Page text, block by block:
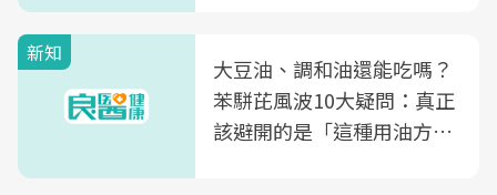
新知
大豆油、調和油還能吃嗎？
苯駢芘風波10大疑問：真正
該避開的是「這種用油方